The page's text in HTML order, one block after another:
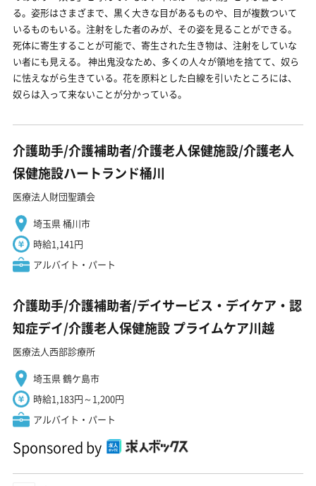
る。姿形はさまざまで、黒く大きな目があるものや、目が複数ついて
いるものもいる。注射をした者のみが、その姿を見ることができる。
死体に寄生することが可能で、寄生された生き物は、注射をしていな
い者にも見える。 神出鬼没なため、多くの人々が領地を捨てて、奴ら
に怯えながら生きている。花を原料とした白線を引いたところには、
奴らは入って来ないことが分かっている。
介護助手/介護補助者/介護老人保健施設/介護老人
保健施設ハートランド桶川
医療法人財団聖蹟会
埼玉県 桶川市
時給1,141円
アルバイト・パート
介護助手/介護補助者/デイサービス・デイケア・認
知症デイ/介護老人保健施設 プライムケア川越
医療法人西部診療所
埼玉県 鶴ケ島市
時給1,183円～1,200円
アルバイト・パート
Sponsored by